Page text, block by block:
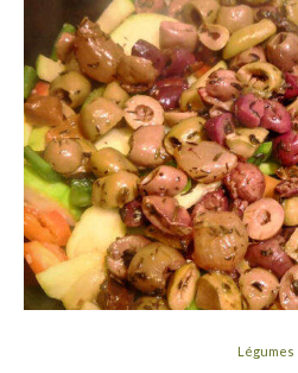
Légumes